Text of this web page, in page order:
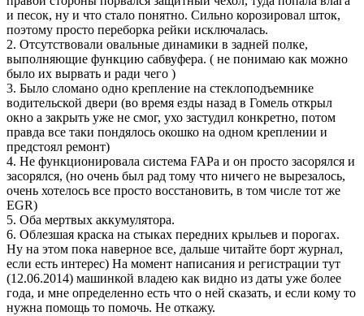
и песок, ну и что стало понятно. Сильно корозировал шток,
поэтому просто переборка рейки исключалась.
2. Отсутствовали овальные динамики в задней полке,
выполняющие функцию сабвуфера. ( не понимаю как можно
было их вырвать и ради чего )
3. Было сломано одно крепление на стеклоподъемнике
водительской двери (во время езды назад в Гомель открыл
окно а закрыть уже не смог, ухо застудил конкретно, потом
правда все таки пондялось окошко на одном креплении и
предстоял ремонт)
4. Не функционировала система FAPа и он просто засорялся и
засорялся, (но очень был рад тому что ничего не вырезалось,
очень хотелось все просто восстановить, в том числе тот же
EGR)
5. Оба мертвых аккумулятора.
6. Облезшая краска на стыках передних крыльев и порогах.
Ну на этом пока наверное все, дальше читайте борт журнал,
если есть интерес) На момент написания и регистрации тут
(12.06.2014) машинкой владею как видно из даты уже более
года, и мне определенно есть что о ней сказать, и если кому то
нужна помощь то помочь. Не откажу.